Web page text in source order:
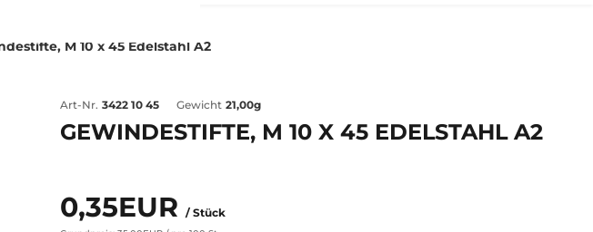
M 10 x 45 Edelstahl A2
Art-Nr. 3422 10 45 Gewicht 21,00g
GEWINDESTIFTE, M 10 X 45 EDELSTAHL A2
0,35EUR / Stück